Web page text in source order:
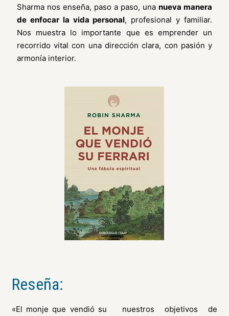
Sharma nos enseña, paso a paso, unanueva manera
de enfocar la vida personal, profesional y familiar.
Nos muestra lo importante que es emprender un
recorrido vital con una dirección clara, con pasión y
armonía interior.
Reseña:
«El monje que vendió su
nuestros objetivos de